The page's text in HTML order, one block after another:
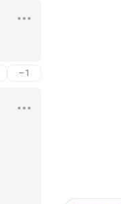
–1